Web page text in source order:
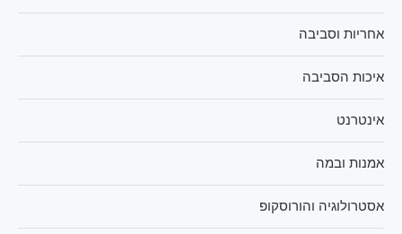
אחריות וסביבה
איכות הסביבה
אינטרנט
אמנות ובמה
אסטרולוגיה והורוסקופ